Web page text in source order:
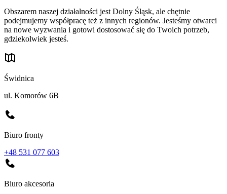
Obszarem naszej działalności jest Dolny Śląsk, ale chętnie
podejmujemy współpracę też z innych regionów. Jesteśmy otwarci
na nowe wyzwania i gotowi dostosować się do Twoich potrzeb,
gdziekolwiek jesteś.
Świdnica
ul. Komorów 6B
Biuro fronty
+48 531 077 603
Biuro akcesoria